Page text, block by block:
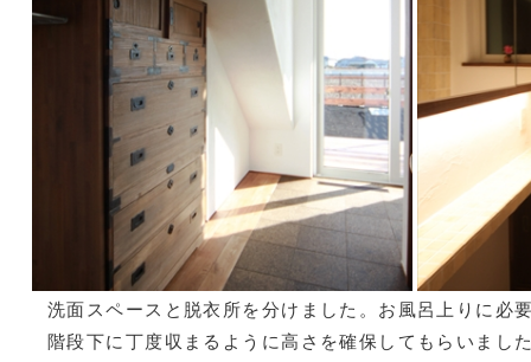
洗面スペースと脱衣所を分けました。お風呂上りに必
階段下に丁度収まるように高さを確保してもらいまし